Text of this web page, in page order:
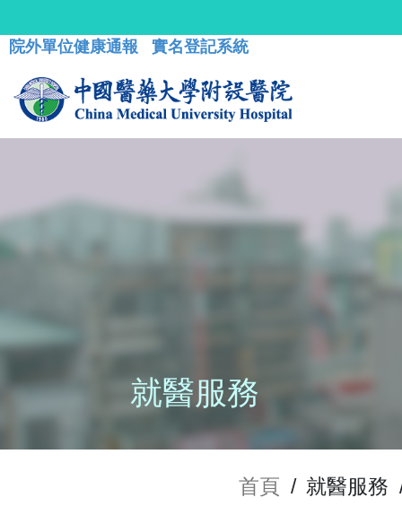
院外單位健康通報 實名登記系統
就醫服務
首頁 / 就醫服務